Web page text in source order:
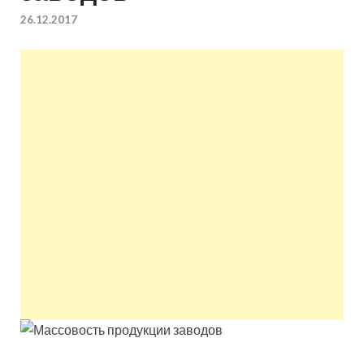
квартир недорого.
26.12.2017